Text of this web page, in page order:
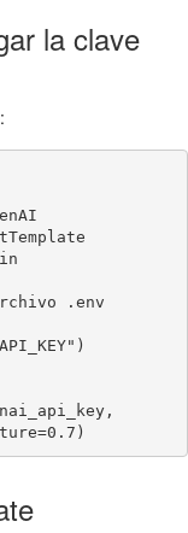
la clave
.env